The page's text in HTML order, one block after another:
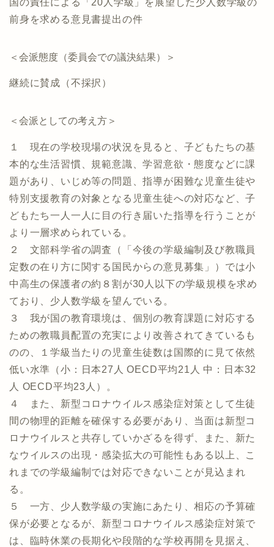
前身を求める意見書提出の件
＜会派態度（委員会での議決結果）＞
継続に賛成（不採択）
＜会派としての考え方＞
１ 現在の学校現場の状況を見ると、子どもたちの基
本的な生活習慣、規範意識、学習意欲・態度などに課
題があり、いじめ等の問題、指導が困難な児童生徒や
特別支援教育の対象となる児童生徒への対応など、子
どもたち一人一人に目の行き届いた指導を行うことが
より一層求められている。
２ 文部科学省の調査（「今後の学級編制及び教職員
定数の在り方に関する国民からの意見募集」）では小
中高生の保護者の約８割が30人以下の学級規模を求め
ており、少人数学級を望んでいる。
３ 我が国の教育環境は、個別の教育課題に対応する
ための教職員配置の充実により改善されてきているも
のの、１学級当たりの児童生徒数は国際的に見て依然
低い水準（小：日本27人 OECD平均21人 中：日本32
人 OECD平均23人）。
４ また、新型コロナウイルス感染症対策として生徒
間の物理的距離を確保する必要があり、当面は新型コ
ロナウイルスと共存していかざるを得ず、また、新た
なウイルスの出現・感染拡大の可能性もある以上、こ
れまでの学級編制では対応できないことが見込まれ
る。
５ 一方、少人数学級の実施にあたり、相応の予算確
保が必要となるが、新型コロナウイルス感染症対策で
は、臨時休業の長期化や段階的な学校再開を見据え、